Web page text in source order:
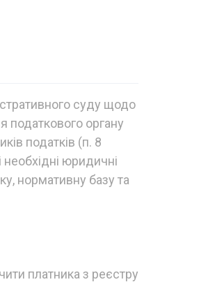
суду щодо
податкового органу
податків (п. 8
необхідні юридичні
нормативну базу та
платника з реєстру